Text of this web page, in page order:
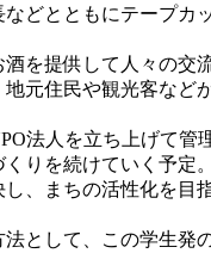
どとともにテープカ
を提供して人々の
元住民や観光客など
法人を立ち上げて管
りを続けていく予定。
、まちの活性化を目
として、この学生発